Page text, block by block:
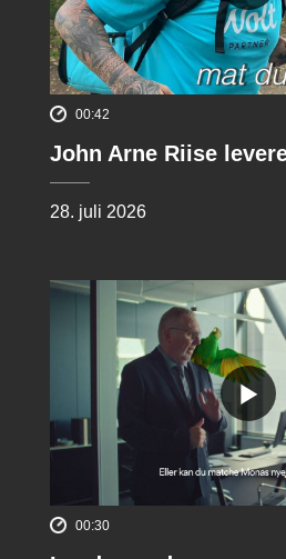
00:42
John Arne Riise
28. juli 2026
00:30